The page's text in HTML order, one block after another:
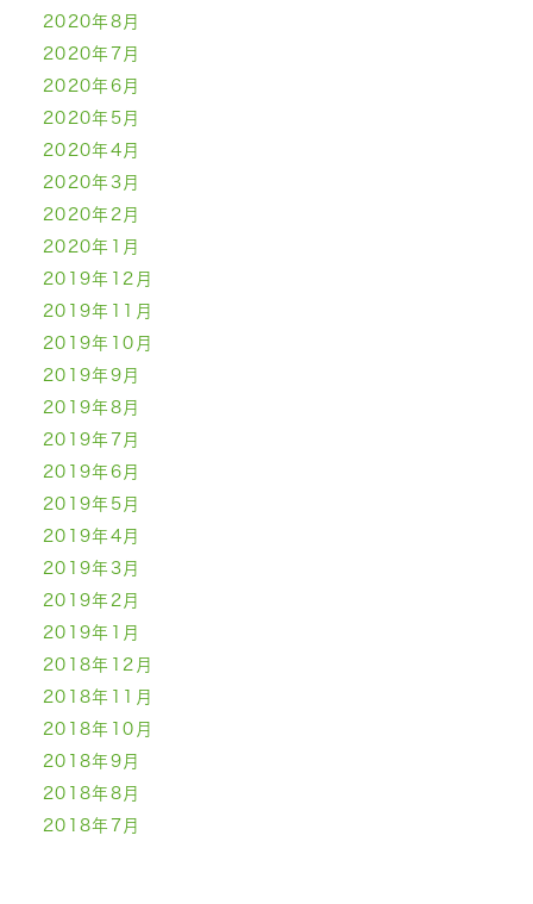
2020年8月
2020年7月
2020年6月
2020年5月
2020年4月
2020年3月
2020年2月
2020年1月
2019年12月
2019年11月
2019年10月
2019年9月
2019年8月
2019年7月
2019年6月
2019年5月
2019年4月
2019年3月
2019年2月
2019年1月
2018年12月
2018年11月
2018年10月
2018年9月
2018年8月
2018年7月